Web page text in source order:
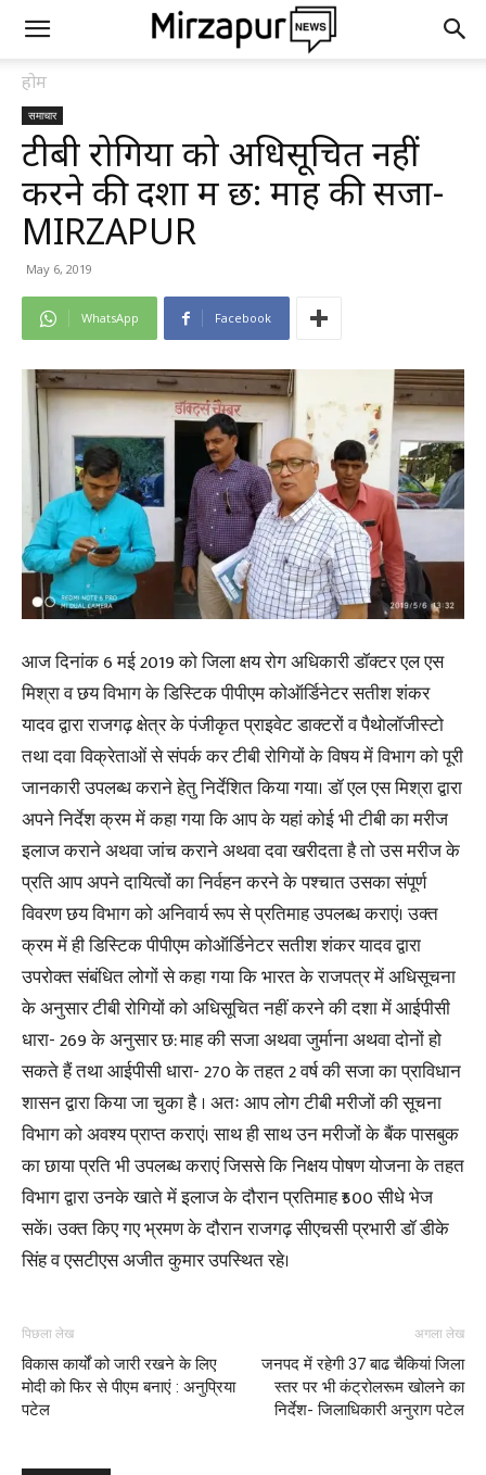
होम
समाचार
टीबी रोगियों को अधिसूचित नहीं
करने की दशा में छ: माह की सजा-
MIRZAPUR
May 6, 2019
WhatsApp Facebook
आज दिनांक 6 मई 2019 को जिला क्षय रोग अधिकारी डॉक्टर एल एस
मिश्रा व छय विभाग के डिस्टिक पीपीएम कोऑर्डिनेटर सतीश शंकर
यादव द्वारा राजगढ़ क्षेत्र के पंजीकृत प्राइवेट डाक्टरों व पैथोलॉजीस्टो
तथा दवा विक्रेताओं से संपर्क कर टीबी रोगियों के विषय में विभाग को पूरी
जानकारी उपलब्ध कराने हेतु निर्देशित किया गया। डॉ एल एस मिश्रा द्वारा
अपने निर्देश क्रम में कहा गया कि आप के यहां कोई भी टीबी का मरीज
इलाज कराने अथवा जांच कराने अथवा दवा खरीदता है तो उस मरीज के
प्रति आप अपने दायित्वों का निर्वहन करने के पश्चात उसका संपूर्ण
विवरण छय विभाग को अनिवार्य रूप से प्रतिमाह उपलब्ध कराएं। उक्त
क्रम में ही डिस्टिक पीपीएम कोऑर्डिनेटर सतीश शंकर यादव द्वारा
उपरोक्त संबंधित लोगों से कहा गया कि भारत के राजपत्र में अधिसूचना
के अनुसार टीबी रोगियों को अधिसूचित नहीं करने की दशा में आईपीसी
धारा- 269 के अनुसार छ: माह की सजा अथवा जुर्माना अथवा दोनों हो
सकते हैं तथा आईपीसी धारा- 270 के तहत 2 वर्ष की सजा का प्राविधान
शासन द्वारा किया जा चुका है । अतः आप लोग टीबी मरीजों की सूचना
विभाग को अवश्य प्राप्त कराएं। साथ ही साथ उन मरीजों के बैंक पासबुक
का छाया प्रति भी उपलब्ध कराएं जिससे कि निक्षय पोषण योजना के तहत
विभाग द्वारा उनके खाते में इलाज के दौरान प्रतिमाह ₹500 सीधे भेज
सकें। उक्त किए गए भ्रमण के दौरान राजगढ़ सीएचसी प्रभारी डॉ डीके
सिंह व एसटीएस अजीत कुमार उपस्थित रहे।
पिछला लेख
विकास कार्यों को जारी रखने के लिए
मोदी को फिर से पीएम बनाएं : अनुप्रिया
पटेल
अगला लेख
जनपद में रहेगी 37 बाढ चैकियां जिला
स्तर पर भी कंट्रोलरूम खोलने का
निर्देश- जिलाधिकारी अनुराग पटेल